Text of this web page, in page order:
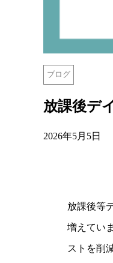
ブログ
放課後デ
2026年5月5日
放課後等
増えてい
ストを削